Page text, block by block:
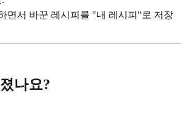
면서 바꾼 레시피를 "내 레시피"로 저장
나요?